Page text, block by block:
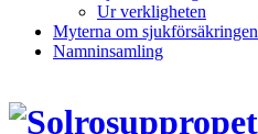
Ur verkligheten
Myterna om sjukförsäkringen
Namninsamling